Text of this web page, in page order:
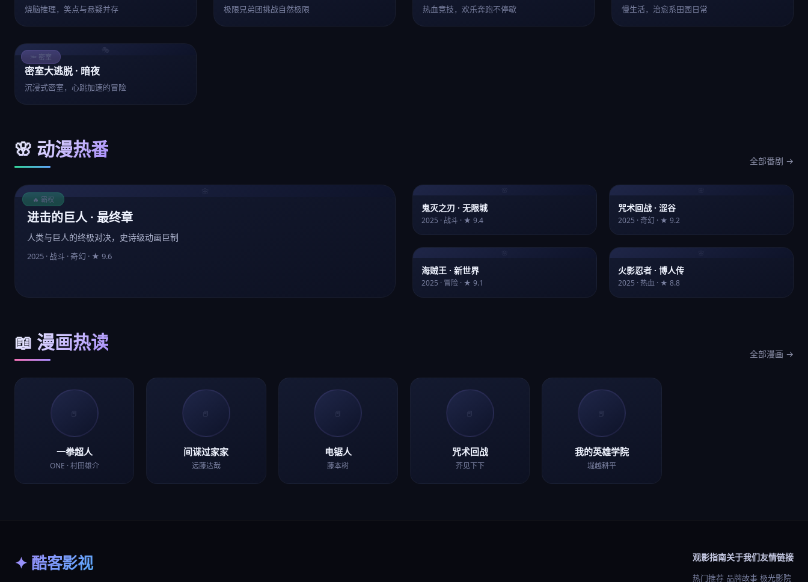
烧脑推理，笑点与悬疑并存 极限兄弟团挑战自然极限 热血竞技，欢乐奔跑不停歇 慢生活，治愈系田园日常
🔦 密室
密室大逃脱 · 暗夜
沉浸式密室，心跳加速的冒险
🌸 动漫热番 全部番剧 →
🔥 霸权
进击的巨人 · 最终章
人类与巨人的终极对决，史诗级动画巨制
2025 · 战斗 · 奇幻 · ★ 9.6
鬼灭之刃 · 无限城
2025 · 战斗 · ★ 9.4
咒术回战 · 涩谷
2025 · 奇幻 · ★ 9.2
海贼王 · 新世界
2025 · 冒险 · ★ 9.1
火影忍者 · 博人传
2025 · 热血 · ★ 8.8
📖 漫画热读 全部漫画 →
📕
一拳超人
ONE · 村田雄介
📕
间谍过家家
远藤达哉
📕
电锯人
藤本树
📕
咒术回战
芥见下下
📕
我的英雄学院
堀越耕平
✦ 酷客影视 观影指南
热门推荐
关于我们
品牌故事
友情链接
极光影院